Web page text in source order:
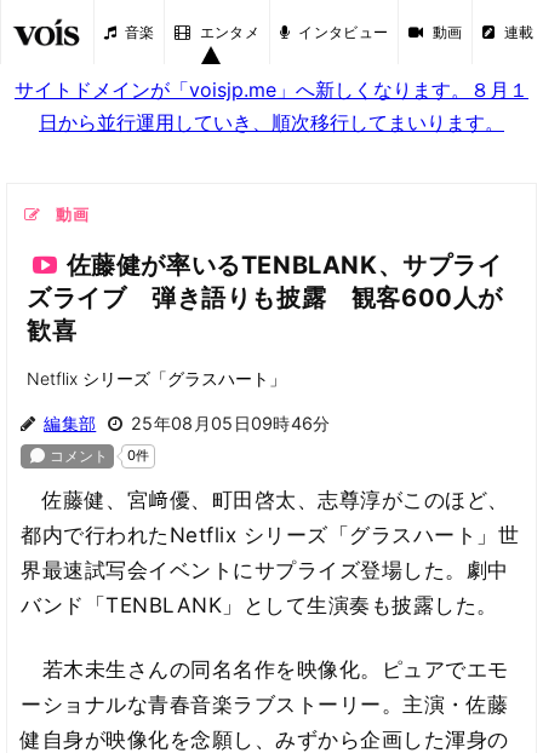
音楽 エンタメ インタビュー 動画 連載
サイトドメインが「voisjp.me」へ新しくなります。８月１
日から並行運用していき、順次移行してまいります。
動画
佐藤健が率いるTENBLANK、サプライ
ズライブ 弾き語りも披露 観客600人が
歓喜
Netflix シリーズ「グラスハート」
編集部 25年08月05日09時46分
佐藤健、宮﨑優、町田啓太、志尊淳がこのほど、
都内で行われたNetflix シリーズ「グラスハート」世
界最速試写会イベントにサプライズ登場した。劇中
バンド「TENBLANK」として生演奏も披露した。
若木未生さんの同名名作を映像化。ピュアでエモ
ーショナルな青春音楽ラブストーリー。主演・佐藤
健自身が映像化を念願し、みずから企画した渾身の